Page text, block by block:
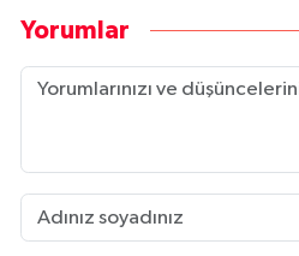
Yorumlar